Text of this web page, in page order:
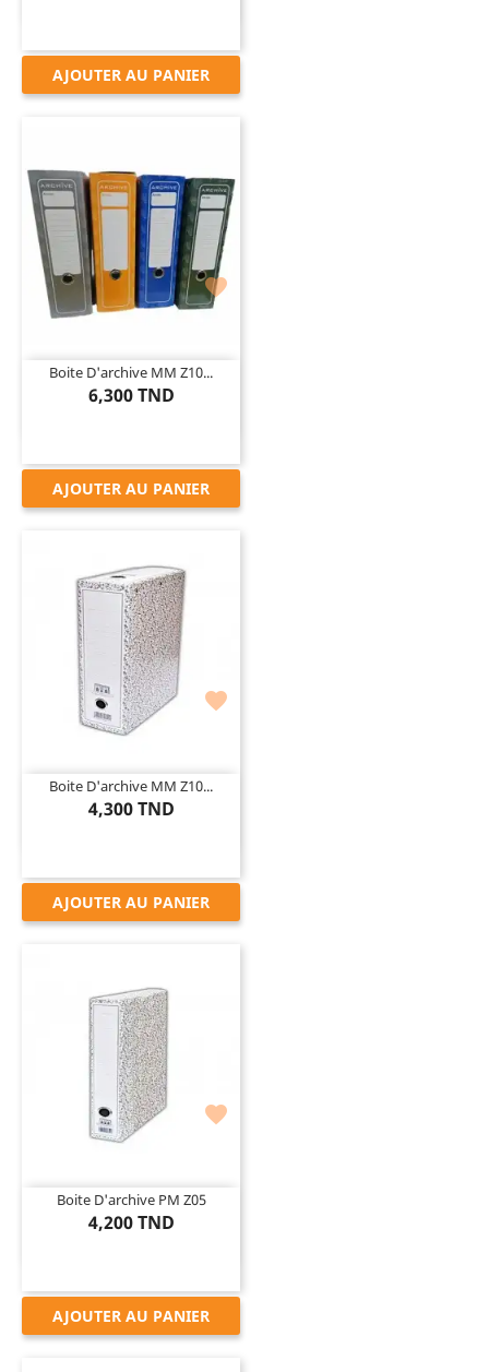
AJOUTER AU PANIER

Boite D'archive MM Z10...
6,300 TND
AJOUTER AU PANIER

Boite D'archive MM Z10...
4,300 TND
AJOUTER AU PANIER

Boite D'archive PM Z05
4,200 TND
AJOUTER AU PANIER